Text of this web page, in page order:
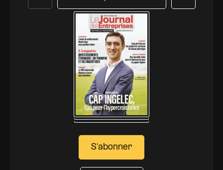
S'abonner
Précédent Suivant